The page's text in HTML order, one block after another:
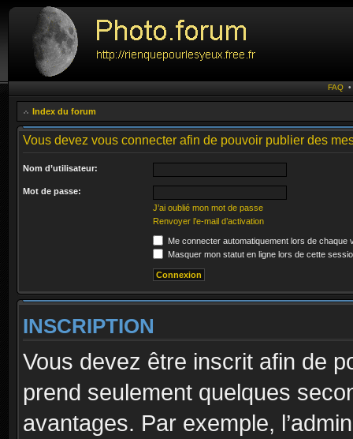
FAQ
Index du forum
Vous devez vous connecter afin de pouvoir publier des
Nom d’utilisateur:
Mot de passe:
J’ai oublié mon mot de passe
Renvoyer l’e-mail d’activation
Me connecter automatiquement lors de chaque
Masquer mon statut en ligne lors de cette
INSCRIPTION
Vous devez être inscrit afin de
prend seulement quelques
avantages. Par exemple,